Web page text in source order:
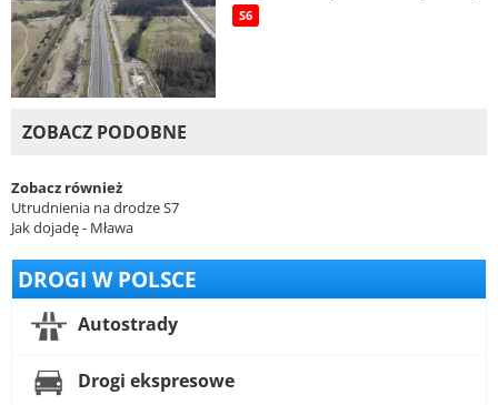
S6
ZOBACZ PODOBNE
Zobacz również
Utrudnienia na drodze S7
Jak dojadę - Mława
DROGI W POLSCE
Autostrady
Drogi ekspresowe